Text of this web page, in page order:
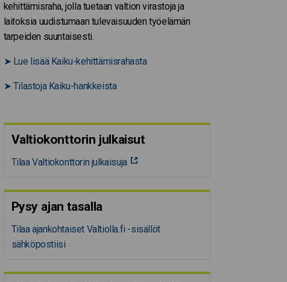
kehittämisraha, jolla tuetaan valtion virastoja ja
laitoksia uudistumaan tulevaisuuden työelämän
tarpeiden suuntaisesti.
➤ Lue lisää Kaiku-kehittämisrahasta
➤ Tilastoja Kaiku-hankkeista
Valtiokonttorin julkaisut
Tilaa Valtiokonttorin julkaisuja
Pysy ajan tasalla
Tilaa ajankohtaiset Valtiolla.fi -sisällöt
sähköpostiisi